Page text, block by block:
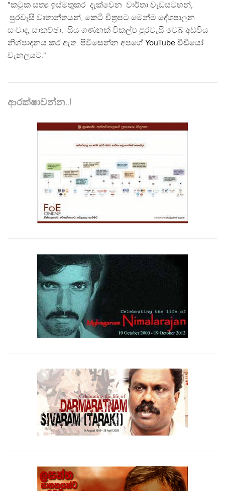
"කටුක සත්‍ය ඉස්මතුකර දැක්වෙන වාර්තා වැඩසටහන්,
පුරවැසි වෘතාන්තයන්, කෙටි චිත්‍රපට මෙන්ම දේශපාලන
සංවාද, සාකච්ඡා, සිය ගණනක් විකල්ප පුරවැසි වෙබ් අඩවිය
නිශ්පාදනය කර ඇත. පිවිසෙන්න අපගේ YouTube වීඩියෝ
චැනලයට."
ආරක්ෂාවන්න..!